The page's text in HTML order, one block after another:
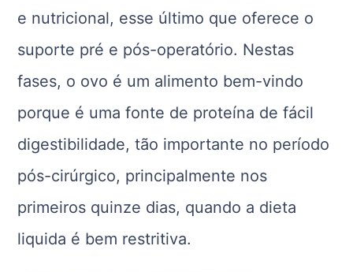
e nutricional, esse último que oferece o
suporte pré e pós-operatório. Nestas
fases, o ovo é um alimento bem-vindo
porque é uma fonte de proteína de fácil
digestibilidade, tão importante no período
pós-cirúrgico, principalmente nos
primeiros quinze dias, quando a dieta
liquida é bem restritiva.